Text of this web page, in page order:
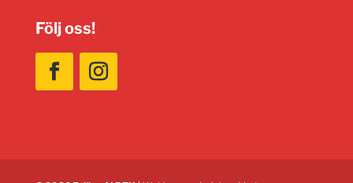
Följ oss!